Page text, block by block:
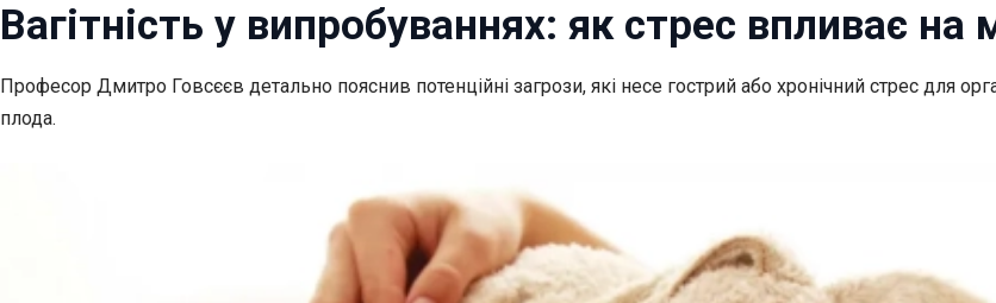
Вагітність у випробуваннях: як стрес впливає
Професор Дмитро Говсєєв детально пояснив потенційні загрози, які несе гострий або хронічний стрес для
плода.